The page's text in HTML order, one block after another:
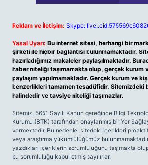
Reklam ve İletişim: Skype:
Yasal Uyarı: Bu internet sitesi, herhangi bir
şirketi ile hiçbir bağlantısı bulunmamaktadır.
hazırladığımız makaleler paylaşılmaktadır.
haber niteliği taşımamakta olup, gerçek kurum
paylaşım yapılmamaktadır. Gerçek kurum ve
benzerlikleri tamamen tesadüfidir. Sitemizdeki
halindedir ve tavsiye niteliği taşımazlar.
Sitemiz, 5651 Sayılı Kanun gereğince Bilgi
Kurumu (BTK) tarafından onaylanmış bir Yer
vermektedir. Bu nedenle, sitedeki içerikleri
veya araştırma yükümlülüğümüz
yazdıkları içeriklerin sorumluluğunu taşımakta
bu sorumluluğu kabul etmiş sayılırlar.